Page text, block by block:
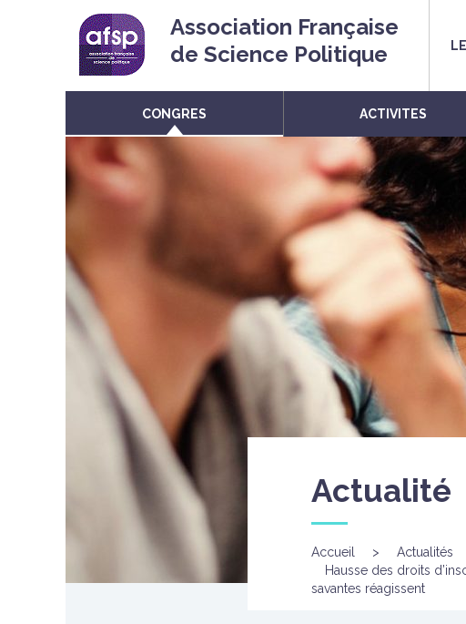
Association Française
de Science Politique
CONGRES ACTIVITES
Actualité
Accueil > Actualités
Hausse des droits
savantes réagissent